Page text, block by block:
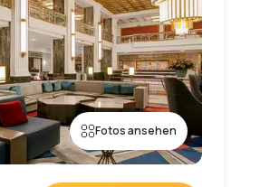
Fotos ansehen